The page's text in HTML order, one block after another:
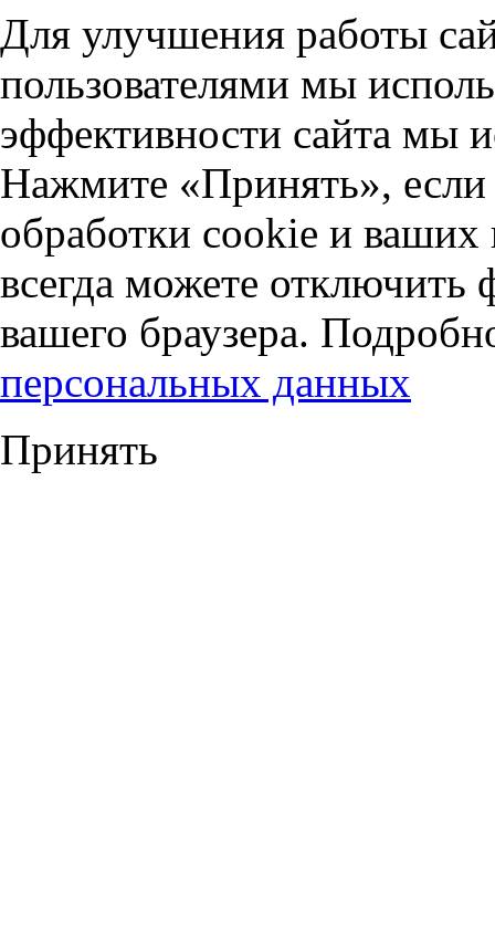
Для улучшения работы
пользователями мы
эффективности сайта мы
Нажмите «Принять», если
обработки cookie и
всегда можете отключить
вашего браузера.
персональных данных
Принять